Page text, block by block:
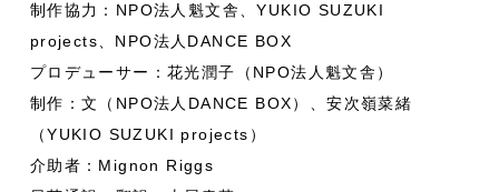
制作協力：NPO法人魁文舎、YUKIO SUZUKI
projects、NPO法人DANCE BOX
プロデューサー：花光潤子（NPO法人魁文舎）
制作：文（NPO法人DANCE BOX）、安次嶺菜緒
（YUKIO SUZUKI projects）
介助者：Mignon Riggs